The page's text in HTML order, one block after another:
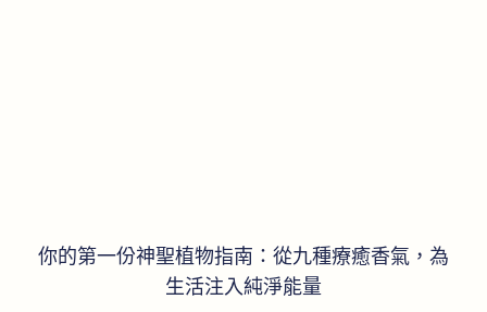
你的第一份神聖植物指南：從九種療癒香氣，為
生活注入純淨能量